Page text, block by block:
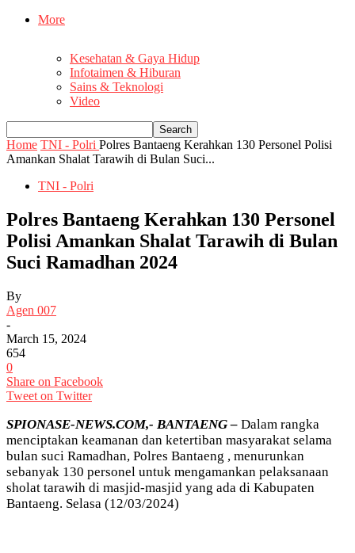
More
Kesehatan & Gaya Hidup
Infotaimen & Hiburan
Sains & Teknologi
Video
Home TNI - Polri Polres Bantaeng Kerahkan 130 Personel Polisi
Amankan Shalat Tarawih di Bulan Suci...
TNI - Polri
Polres Bantaeng Kerahkan 130 Personel
Polisi Amankan Shalat Tarawih di Bulan
Suci Ramadhan 2024
By
Agen 007
-
March 15, 2024
654
0
Share on Facebook
Tweet on Twitter
SPIONASE-NEWS.COM,- BANTAENG – Dalam rangka
menciptakan keamanan dan ketertiban masyarakat selama
bulan suci Ramadhan, Polres Bantaeng , menurunkan
sebanyak 130 personel untuk mengamankan pelaksanaan
sholat tarawih di masjid-masjid yang ada di Kabupaten
Bantaeng. Selasa (12/03/2024)